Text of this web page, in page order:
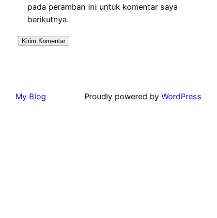
pada peramban ini untuk komentar saya
berikutnya.
My Blog Proudly powered by WordPress